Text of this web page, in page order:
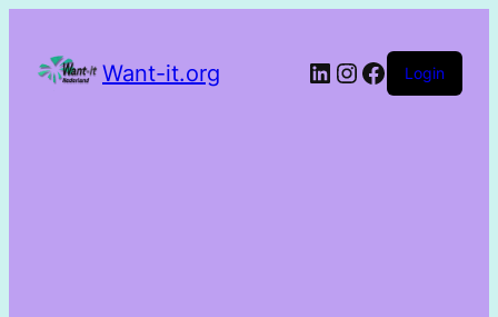
Want-it.org Login